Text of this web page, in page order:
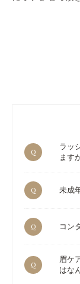
Q
ラッ
ます
Q 未成
Q コン
Q
眉ケ
はな